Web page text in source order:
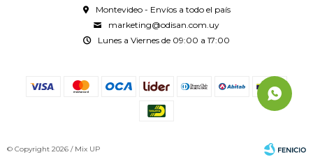
Montevideo - Envíos a todo el país
marketing@odisan.com.uy
Lunes a Viernes de 09:00 a 17:00
© Copyright 2026 / Mix UP